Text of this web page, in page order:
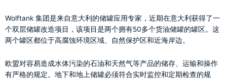
Wolftank 集团是来自意大利的储罐应用专家，近期在意大利获得了一
个双层储罐改造项目，该项目是两个拥有50多个货油储罐的罐区。这
两个罐区都位于高腐蚀环境区域、自然保护区和近海岸边。
欧盟对容易造成水体污染的石油和天然气等产品的储存、运输和操作
有严格的规定。地下和地上储罐必须符合实时监控和定期检查的规